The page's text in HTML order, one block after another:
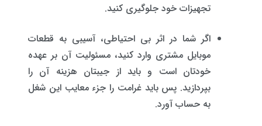
تجهیزات خود جلوگیری کنید.
اگر شما در اثر بی احتیاطی، آسیبی به قطعات
موبایل مشتری وارد کنید، مسئولیت آن بر عهده
خودتان است و باید از جیبتان هزینه آن را
بپردازید. پس باید غرامت را جزء معایب این شغل
به حساب آورد.